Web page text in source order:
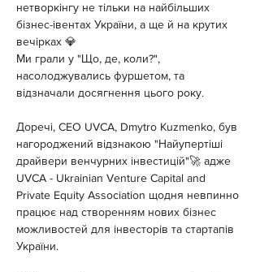
нетворкінгу не тільки на найбільших
бізнес-івентах України, а ще й на крутих
вечірках 💎
Ми грали у "Що, де, коли?",
насолоджувались фуршетом, та
відзначали досягнення цього року.
Доречі, CEO UVCA, Dmytro Kuzmenko, був
нагороджений відзнакою "Найупертіші
драйвери венчурних інвестицій"🚀 адже
UVCA - Ukrainian Venture Capital and
Private Equity Association щодня невпинно
працює над створенням нових бізнес
можливостей для інвесторів та стартапів
України.